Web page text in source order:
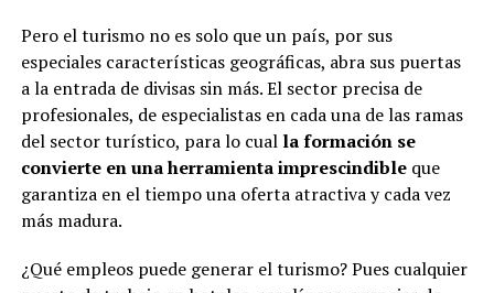
Pero el turismo no es solo que un país, por sus
especiales características geográficas, abra sus puertas
a la entrada de divisas sin más. El sector precisa de
profesionales, de especialistas en cada una de las ramas
del sector turístico, para lo cual la formación se
convierte en una herramienta imprescindibleque
garantiza en el tiempo una oferta atractiva y cada vez
más madura.
¿Qué empleos puede generar el turismo? Pues cualquier